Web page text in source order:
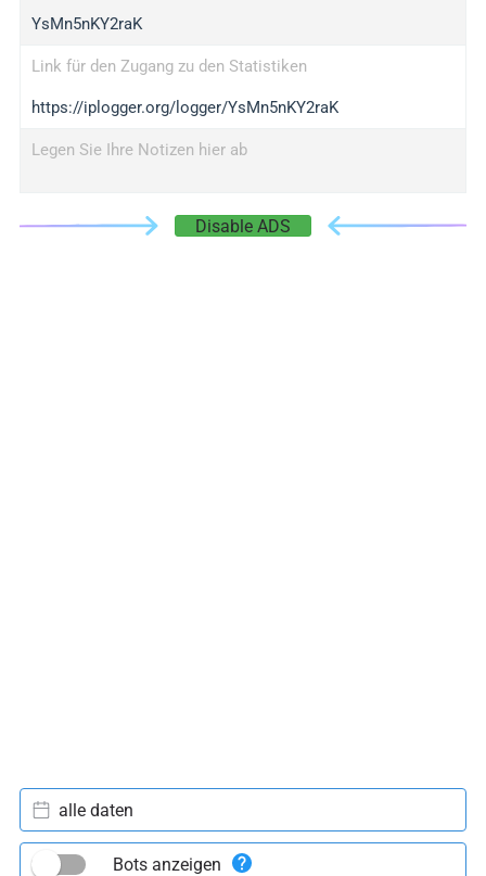
YsMn5nKY2raK
Link für den Zugang zu den Statistiken
https://iplogger.org/logger/YsMn5nKY2raK
Legen Sie Ihre Notizen hier ab
Disable ADS
alle daten
Bots anzeigen